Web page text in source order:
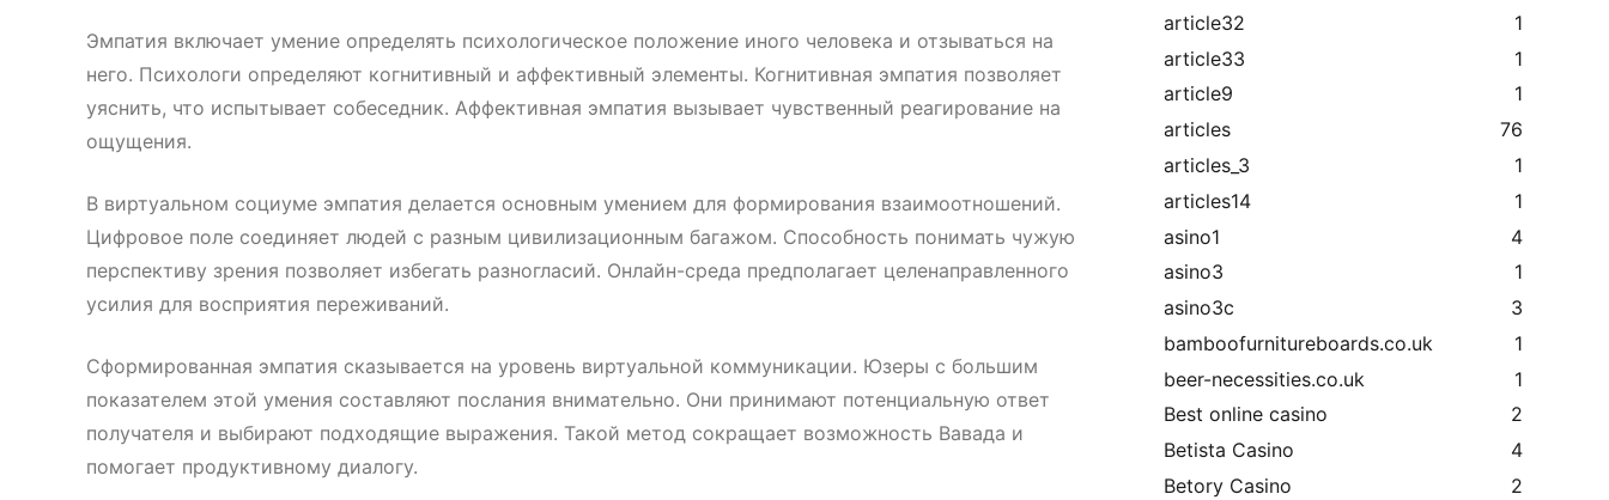
Эмпатия включает умение определять психологическое положение иного человека и отзываться на
него. Психологи определяют когнитивный и аффективный элементы. Когнитивная эмпатия позволяет
уяснить, что испытывает собеседник. Аффективная эмпатия вызывает чувственный реагирование на
ощущения.
В виртуальном социуме эмпатия делается основным умением для формирования взаимоотношений.
Цифровое поле соединяет людей с разным цивилизационным багажом. Способность понимать чужую
перспективу зрения позволяет избегать разногласий. Онлайн-среда предполагает целенаправленного
усилия для восприятия переживаний.
Сформированная эмпатия сказывается на уровень виртуальной коммуникации. Юзеры с большим
показателем этой умения составляют послания внимательно. Они принимают потенциальную ответ
получателя и выбирают подходящие выражения. Такой метод сокращает возможность Вавада и
помогает продуктивному диалогу.
article32
1
article33
1
article9
1
articles
76
articles_3
1
articles14
1
asino1
4
asino3
1
asino3c
3
bamboofurnitureboards.co.uk
1
beer-necessities.co.uk
1
Best online casino
2
Betista Casino
4
Betory Casino
2